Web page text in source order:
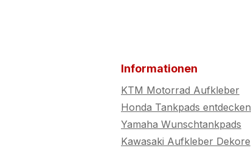
Informationen
KTM Motorrad Aufkleber
Honda Tankpads entdecken
Yamaha Wunschtankpads
Kawasaki Aufkleber Dekore